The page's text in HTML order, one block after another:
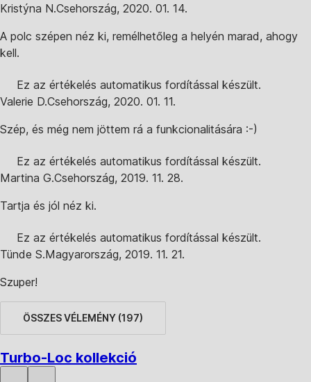
Kristýna N.Csehország, 2020. 01. 14.
A polc szépen néz ki, remélhetőleg a helyén marad, ahogy
kell.
Ez az értékelés automatikus fordítással készült.
Valerie D.Csehország, 2020. 01. 11.
Szép, és még nem jöttem rá a funkcionalitására :-)
Ez az értékelés automatikus fordítással készült.
Martina G.Csehország, 2019. 11. 28.
Tartja és jól néz ki.
Ez az értékelés automatikus fordítással készült.
Tünde S.Magyarország, 2019. 11. 21.
Szuper!
ÖSSZES VÉLEMÉNY (197)
Turbo-Loc kollekció